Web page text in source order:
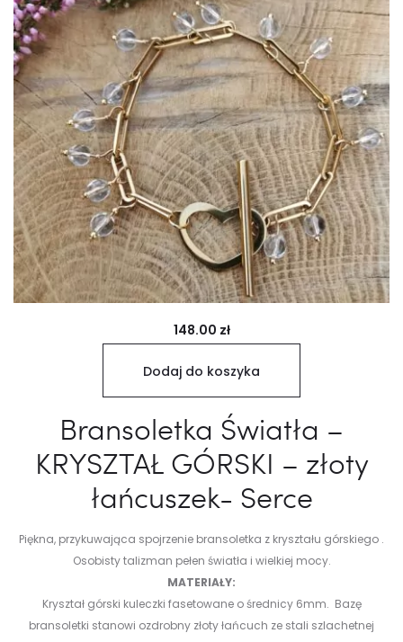
148.00 zł
Dodaj do koszyka
Bransoletka Światła –
KRYSZTAŁ GÓRSKI – złoty
łańcuszek- Serce
Piękna, przykuwająca spojrzenie bransoletka z kryształu górskiego .
Osobisty talizman pełen światła i wielkiej mocy.
MATERIAŁY:
Kryształ górski kuleczki fasetowane o średnicy 6mm. Bazę
bransoletki stanowi ozdrobny złoty łańcuch ze stali szlachetnej